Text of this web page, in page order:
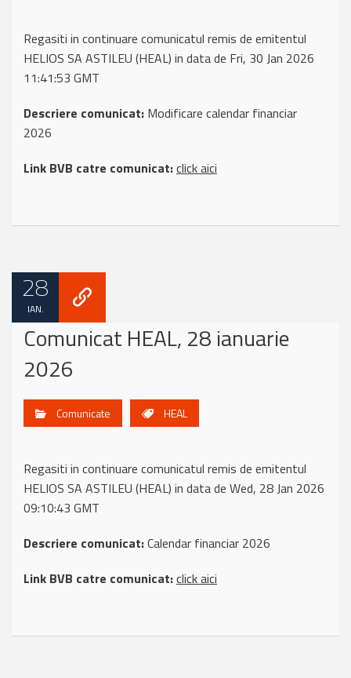
Regasiti in continuare comunicatul remis de emitentul
HELIOS SA ASTILEU (HEAL) in data de Fri, 30 Jan 2026
11:41:53 GMT
Descriere comunicat: Modificare calendar financiar
2026
Link BVB catre comunicat:click aici
28
IAN.
Comunicat HEAL, 28 ianuarie
2026
Comunicate HEAL
Regasiti in continuare comunicatul remis de emitentul
HELIOS SA ASTILEU (HEAL) in data de Wed, 28 Jan 2026
09:10:43 GMT
Descriere comunicat:Calendar financiar 2026
Link BVB catre comunicat:click aici